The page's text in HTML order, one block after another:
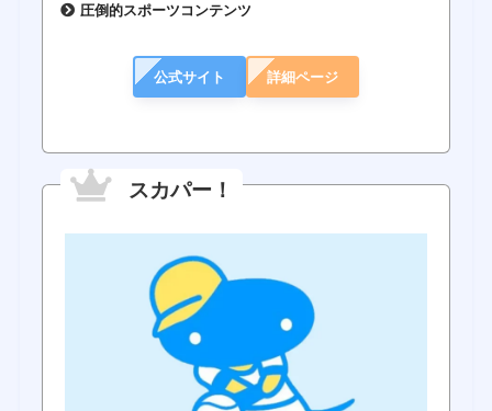
圧倒的スポーツコンテンツ
公式サイト 詳細ページ
スカパー！